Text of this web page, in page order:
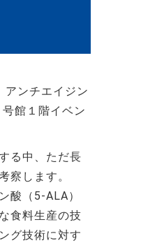
ンチエイジン
館１階イベン
る中、ただ長
察します。
酸（ 5-ALA）
食料生産の技
グ技術に対す